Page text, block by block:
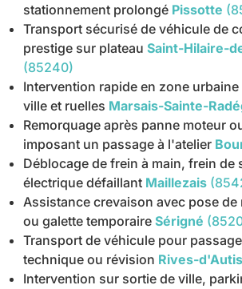
stationnement prolongé Pissotte
Transport sécurisé de véhicule de
prestige sur plateau Saint-Hilaire-
(85240)
Intervention rapide en zone
ville et ruelles Marsais-Sainte-
Remorquage après panne moteur
imposant un passage à l'atelier
Déblocage de frein à main, frein de
électrique défaillant Maillezais
Assistance crevaison avec pose de
ou galette temporaire Sérigné
Transport de véhicule pour
technique ou révision Rives-
Intervention sur sortie de ville,